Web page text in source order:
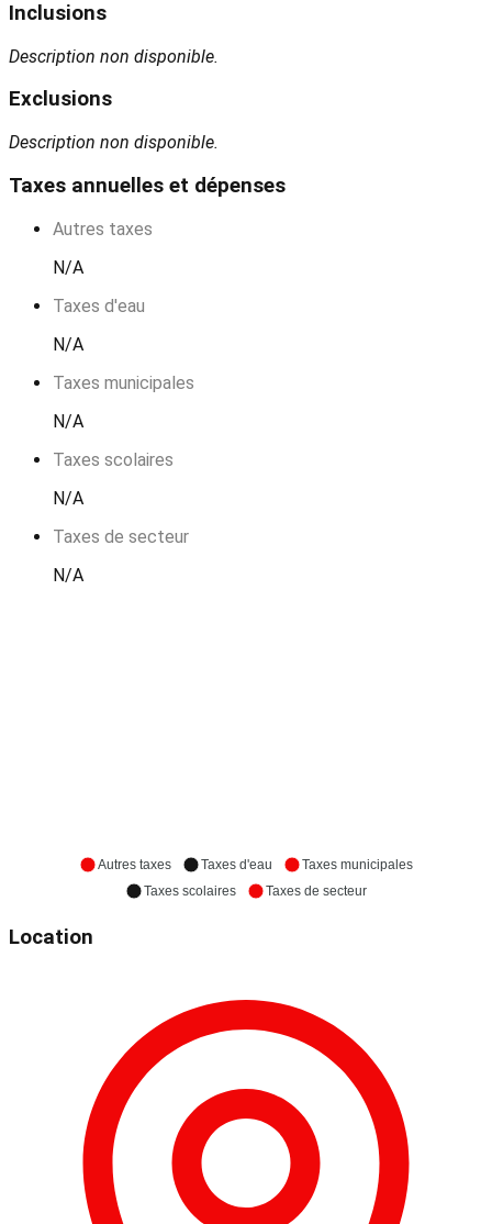
Inclusions
Description non disponible.
Exclusions
Description non disponible.
Taxes annuelles et dépenses
Autres taxes
N/A
Taxes d'eau
N/A
Taxes municipales
N/A
Taxes scolaires
N/A
Taxes de secteur
N/A
Autres taxes Taxes d'eau
Taxes municipales
Taxes scolaires
Taxes de secteur
Location